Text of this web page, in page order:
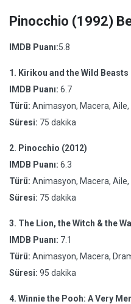
Pinocchio (1992)
IMDB Puanı:5.8
1. Kirikou and the Wild Beasts
IMDB Puanı: 6.7
Türü: Animasyon, Macera, Aile,
Süresi: 75 dakika
2. Pinocchio (2012)
IMDB Puanı: 6.3
Türü: Animasyon, Macera, Aile,
Süresi: 75 dakika
3. The Lion, the Witch & the
IMDB Puanı: 7.1
Türü: Animasyon, Macera,
Süresi: 95 dakika
4. Winnie the Pooh: A Very